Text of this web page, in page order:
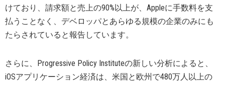
けており、請求額と売上の90%以上が、Appleに手数料を支
払うことなく、デベロッパとあらゆる規模の企業のみにも
たらされていると報告しています。
さらに、Progressive Policy Instituteの新しい分析によると、
iOSアプリケーション経済は、米国と欧州で480万人以上の